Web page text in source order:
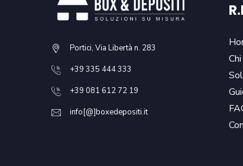
Portici, Via Libertà n. 283
+39 335 444 333
+39 081 612 72 19
info[@]boxedepositi.it